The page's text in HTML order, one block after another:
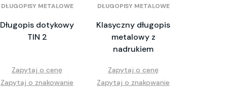
DŁUGOPISY METALOWE
Długopis dotykowy
TIN 2
Zapytaj o cenę
Zapytaj o znakowanie
DŁUGOPISY METALOWE
Klasyczny długopis
metalowy z
nadrukiem
Zapytaj o cenę
Zapytaj o znakowanie